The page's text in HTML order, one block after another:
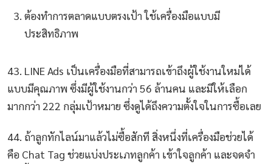
ต้องทำการตลาดแบบตรงเป้า ใช้เครื่องมือแบบมี
ประสิทธิภาพ
43. LINE Ads เป็นเครื่องมือที่สามารถเข้าถึงผู้ใช้งานใหม่ได้
แบบมีคุณภาพ ซึ่งมีผู้ใช้งานกว่า 56 ล้านคน และมีให้เลือก
มากกว่า 222 กลุ่มเป้าหมาย ซึ่งดูได้ถึงความตั้งใจในการซื้อเลย
44. ถ้าลูกทักไลน์มาแล้วไม่ซื้อสักที สิ่งหนึ่งที่เครื่องมือช่วยได้
คือ Chat Tag ช่วยแบ่งประเภทลูกค้า เข้าใจลูกค้า และจดจำ